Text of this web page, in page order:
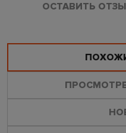
ОСТАВИТЬ